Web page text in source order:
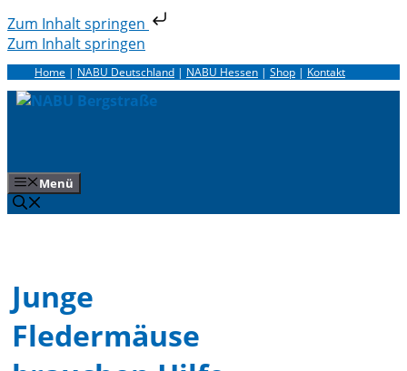
Zum Inhalt springen
Zum Inhalt springen
Home | NABU Deutschland | NABU Hessen | Shop | Kontakt
Menü
Junge
Fledermäuse